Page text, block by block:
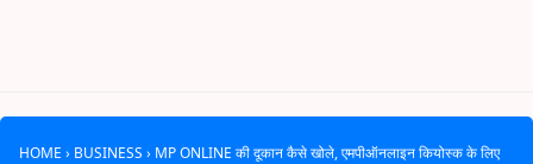
HOME › BUSINESS › MP ONLINE की दूकान कैसे खोले, एमपीऑनलाइन कियोस्क के लिए